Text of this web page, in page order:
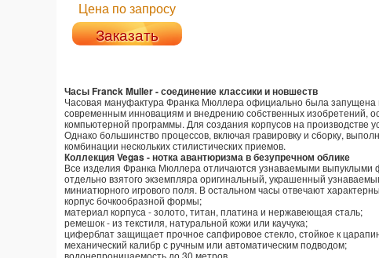
Цена по запросу
Заказать
Часы Franck Muller - соединение классики и новшеств
Часовая мануфактура Франка Мюллера официально была запущена
современным инновациям и внедрению собственных изобретений,
компьютерной программы. Для создания корпусов на производстве
Однако большинство процессов, включая гравировку и сборку,
комбинации нескольких стилистических приемов.
Коллекция Vegas - нотка авантюризма в безупречном облике
Все изделия Франка Мюллера отличаются узнаваемыми выпуклыми
отдельно взятого экземпляра оригинальный, украшенный
миниатюрного игрового поля. В остальном часы отвечают
корпус бочкообразной формы;
материал корпуса - золото, титан, платина и нержавеющая сталь;
ремешок - из текстиля, натуральной кожи или каучука;
циферблат защищает прочное сапфировое стекло, стойкое к
механический калибр с ручным или автоматическим подводом;